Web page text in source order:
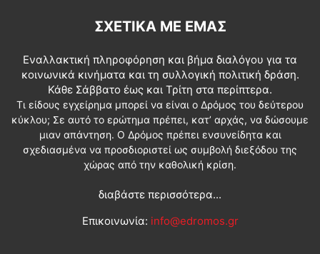
ΣΧΕΤΙΚΆ ΜΕ ΕΜΆΣ
Εναλλακτική πληροφόρηση και βήμα διαλόγου για τα
κοινωνικά κινήματα και τη συλλογική πολιτική δράση.
Κάθε Σάββατο έως και Τρίτη στα περίπτερα.
Τι είδους εγχείρημα μπορεί να είναι ο Δρόμος του δεύτερου
κύκλου; Σε αυτό το ερώτημα πρέπει, κατ’ αρχάς, να δώσουμε
μιαν απάντηση. Ο Δρόμος πρέπει ενσυνείδητα και
σχεδιασμένα να προσδιοριστεί ως συμβολή διεξόδου της
χώρας από την καθολική κρίση.
διαβάστε περισσότερα...
Επικοινωνία: info@edromos.gr